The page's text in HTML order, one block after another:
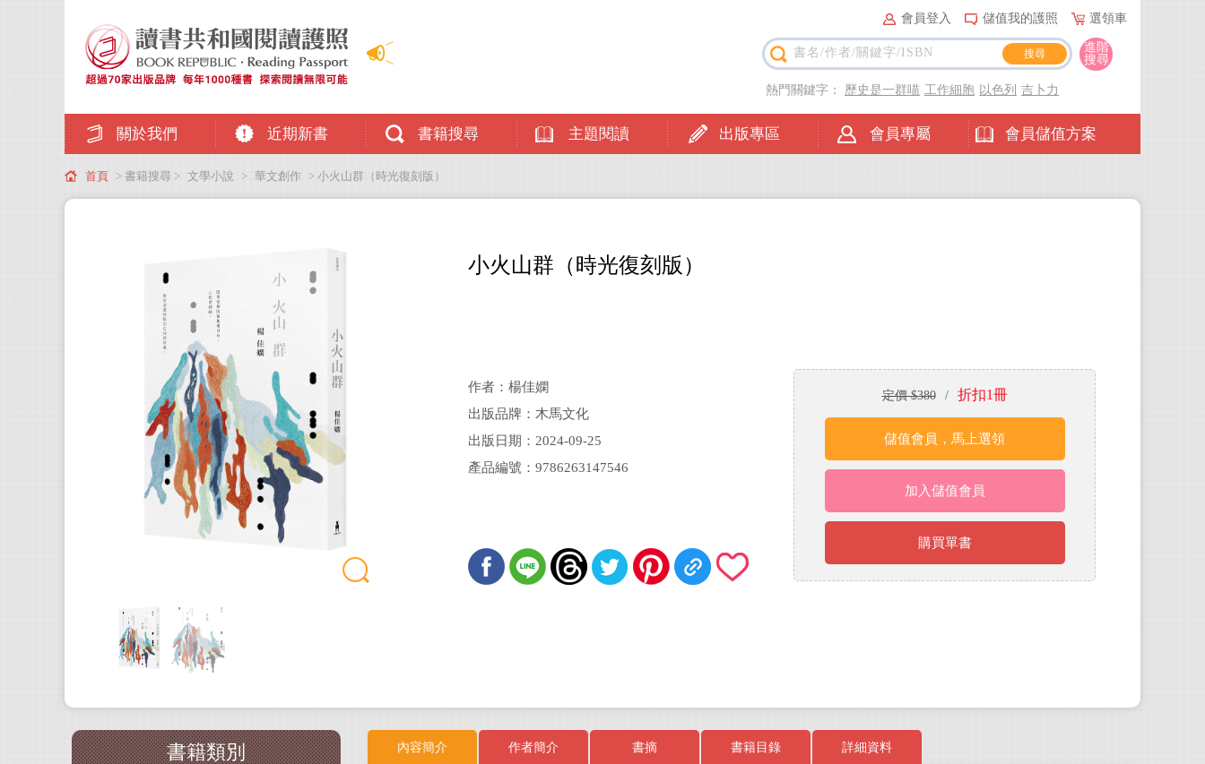
會員登入 儲值我的護照 選領車
關於我們 近期新書 書籍搜尋 主題閱讀 出版專區 會員專屬 會員儲值方案
進階
搜尋
熱門關鍵字： 歷史是一群喵 工作細胞 以色列 吉卜力
首頁 > 書籍搜尋 > 文學小說 > 華文創作 > 小火山群（時光復刻版）
小火山群（時光復刻版）
作者：楊佳嫻
出版品牌：木馬文化
出版日期：2024-09-25
產品編號：9786263147546
定價 $380 / 折扣1冊
儲值會員，馬上選領
加入儲值會員
購買單書
內容簡介 作者簡介 書摘 書籍目錄 詳細資料
書籍類別